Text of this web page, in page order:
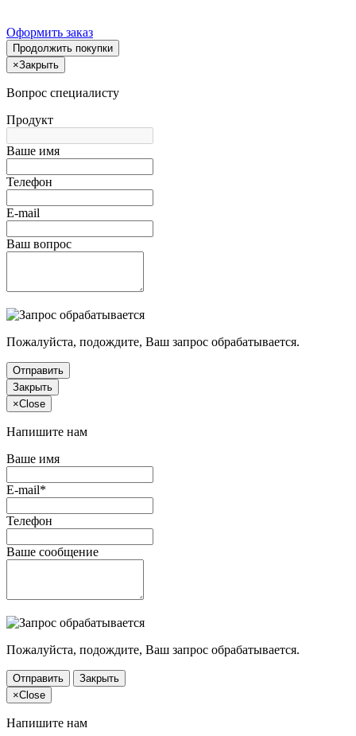
Оформить заказ
Продолжить покупки
×Закрыть
Вопрос специалисту
Продукт
Ваше имя
Телефон
E-mail
Ваш вопрос
Пожалуйста, подождите, Ваш запрос обрабатывается.
Отправить
Закрыть
×Close
Напишите нам
Ваше имя
E-mail*
Телефон
Ваше сообщение
Пожалуйста, подождите, Ваш запрос обрабатывается.
Отправить
Закрыть
×Close
Напишите нам